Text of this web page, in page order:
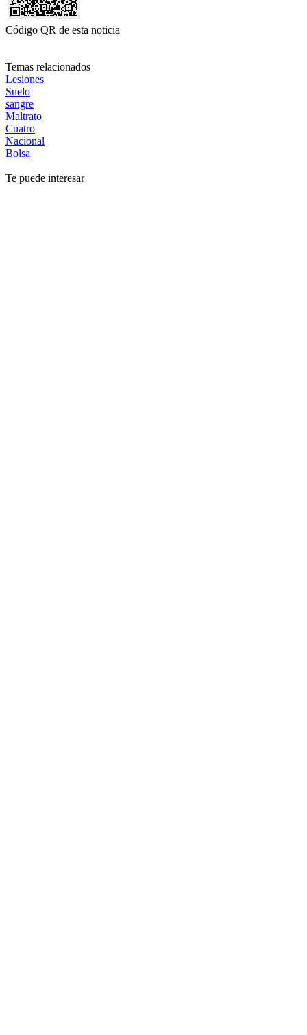
Código QR de esta noticia
Temas relacionados
Lesiones
Suelo
sangre
Maltrato
Cuatro
Nacional
Bolsa
Te puede interesar